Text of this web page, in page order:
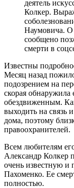
деятель
Колкер.
Наумовича. О
сообщено
смерти в
Известны
Месяц назад
подозрением на
скорая
обездвиженным.
выходить на связь
дома, поэтому
правоохранителей.
Всем любителям
Александр Колкер
очень известную
Пахоменко. Ее
полностью.